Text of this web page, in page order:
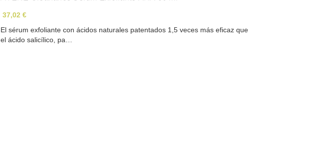
37,02 €
El sérum exfoliante con ácidos naturales patentados 1,5 veces más eficaz que
el ácido salicílico, pa…